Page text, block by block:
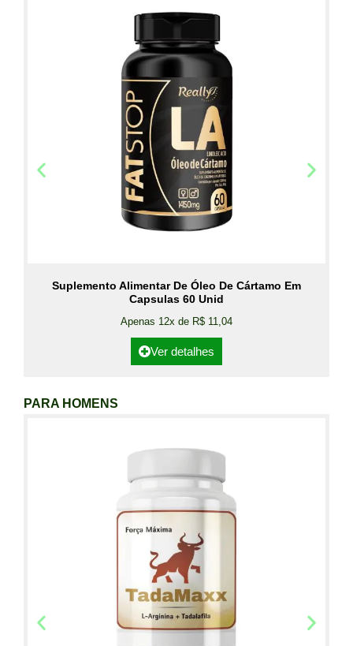
Suplemento Alimentar De Óleo De Cártamo Em
Capsulas 60 Unid
Apenas 12x de R$ 11,04
Ver detalhes
PARA HOMENS